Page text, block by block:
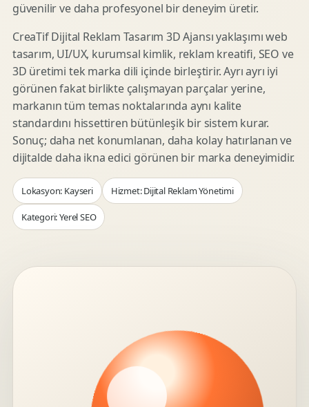
güvenilir ve daha profesyonel bir deneyim üretir.
CreaTif Dijital Reklam Tasarım 3D Ajansı yaklaşımı web
tasarım, UI/UX, kurumsal kimlik, reklam kreatifi, SEO ve
3D üretimi tek marka dili içinde birleştirir. Ayrı ayrı iyi
görünen fakat birlikte çalışmayan parçalar yerine,
markanın tüm temas noktalarında aynı kalite
standardını hissettiren bütünleşik bir sistem kurar.
Sonuç; daha net konumlanan, daha kolay hatırlanan ve
dijitalde daha ikna edici görünen bir marka deneyimidir.
Lokasyon: Kayseri Hizmet: Dijital Reklam Yönetimi
Kategori: Yerel SEO